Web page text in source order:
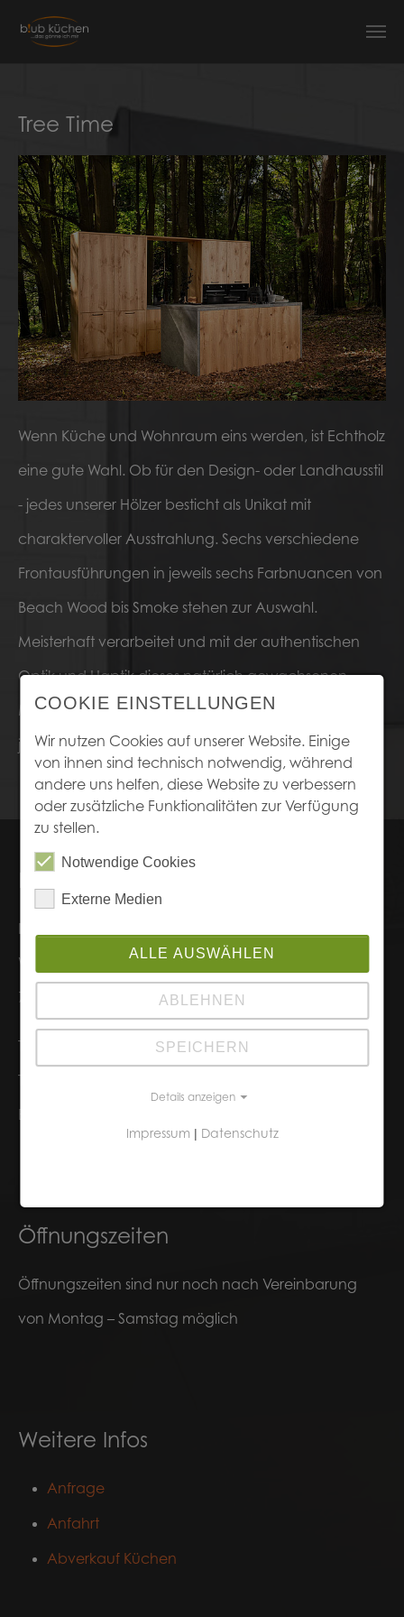
Tree Time
Wenn Küche und Wohnraum eins werden, ist Echtholz
eine gute Wahl. Ob für den Design- oder Landhausstil
- jedes unserer Hölzer besticht als Unikat mit
charaktervoller Ausstrahlung. Sechs verschiedene
Frontausführungen in jeweils sechs Farbnuancen von
Beach Wood bis Smoke stehen zur Auswahl.
Meisterhaft verarbeitet und mit der authentischen
Optik und Haptik dieses natürlich gewachsenen
Materials sind die 36 EchtholzVarianten offen für
jeden individuellen Material und Farbmix.
Kontakt
Blub Küchen
Weinstraße 58
76887 Bad Bergzabern
Telefon: +49 63 43 / 98 98 03
Telefax: +49 63 43 / 98 98 04
E-Mail:
Öffnungszeiten
Öffnungszeiten sind nur noch nach Vereinbarung
von Montag – Samstag möglich
Weitere Infos
Anfrage
Anfahrt
Abverkauf Küchen
COOKIE EINSTELLUNGEN
Wir nutzen Cookies auf unserer Website. Einige
von ihnen sind technisch notwendig, während
andere uns helfen, diese Website zu verbessern
oder zusätzliche Funktionalitäten zur Verfügung
zu stellen.
Notwendige Cookies
Externe Medien
ALLE AUSWÄHLEN
ABLEHNEN
SPEICHERN
Details anzeigen
Impressum | Datenschutz